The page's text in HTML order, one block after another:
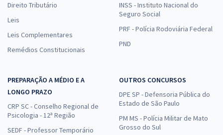
Direito Tributário
Leis
Leis Complementares
Remédios Constitucionais
INSS - Instituto Nacional do
Seguro Social
PRF - Polícia Rodoviária Federal
PND
PREPARAÇÃO A MÉDIO E A
LONGO PRAZO
CRP SC - Conselho Regional de
Psicologia - 12ª Região
SEDF - Professor Temporário
OUTROS CONCURSOS
DPE SP - Defensoria Pública do
Estado de São Paulo
PM MS - Polícia Militar de Mato
Grosso do Sul